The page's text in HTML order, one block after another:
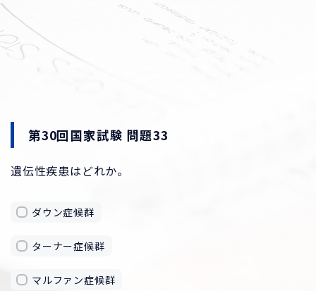
第30回国家試験 問題33
遺伝性疾患はどれか。
ダウン症候群
ターナー症候群
マルファン症候群